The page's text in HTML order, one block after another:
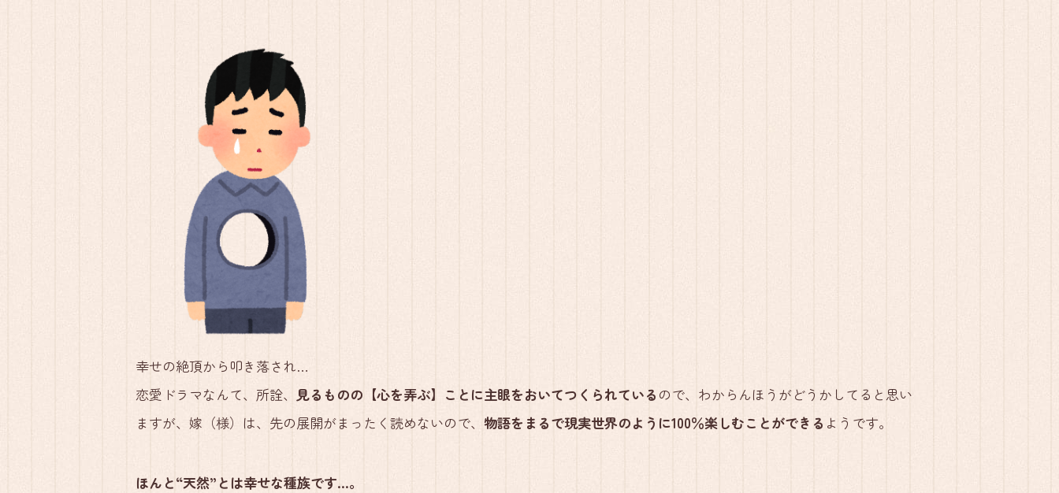
幸せの絶頂から叩き落され…
恋愛ドラマなんて、所詮、
見るものの【心を弄ぶ】ことに主眼をおいてつくられている ので、わからんほうがどうかしてると思い
ますが、嫁（様）は、先の展開がまったく読めないので、 物語をまるで現実世界のように100％楽しむことができる ようです。
ほんと“天然”とは幸せな種族です…。